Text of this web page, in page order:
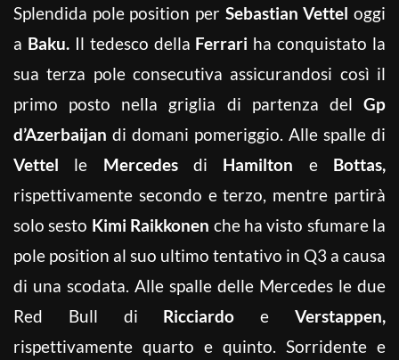
Splendida pole position per Sebastian Vettel oggi
a Baku.Il tedesco della Ferrari ha conquistato la
sua terza pole consecutiva assicurandosi così il
primo posto nella griglia di partenza del Gp
d’Azerbaijan di domani pomeriggio. Alle spalle di
Vettel le Mercedesdi Hamilton e Bottas,
rispettivamente secondo e terzo, mentre partirà
solo sesto Kimi Raikkonen che ha visto sfumare la
pole position al suo ultimo tentativo in Q3 a causa
di una scodata. Alle spalle delle Mercedes le due
Red Bull di Ricciardo eVerstappen,
rispettivamente quarto e quinto. Sorridente e